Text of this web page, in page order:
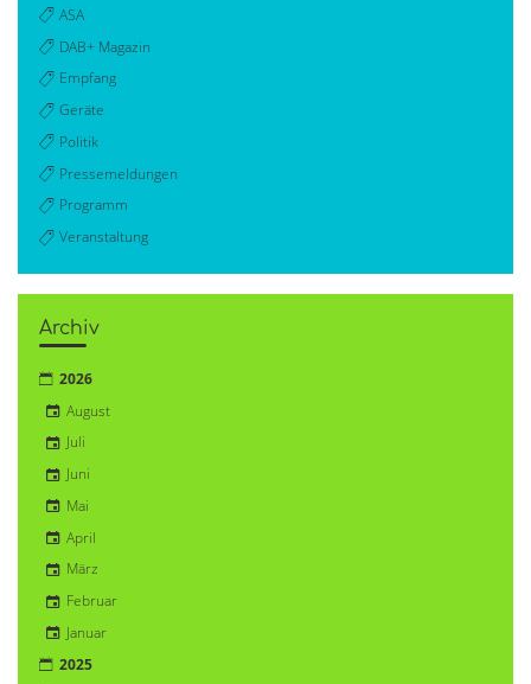
ASA
DAB+ Magazin
Empfang
Geräte
Politik
Pressemeldungen
Programm
Veranstaltung
Archiv
2026
August
Juli
Juni
Mai
April
März
Februar
Januar
2025